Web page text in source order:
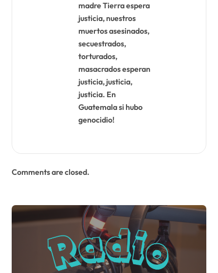
madre Tierra espera
justicia, nuestros
muertos asesinados,
secuestrados,
torturados,
masacrados esperan
justicia, justicia,
justicia. En
Guatemala si hubo
genocidio!
Comments are closed.